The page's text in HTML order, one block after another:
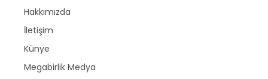
Hakkımızda
İletişim
Künye
Megabirlik Medya